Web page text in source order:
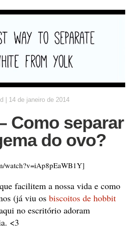
14 de janeiro de 2014
Como separar
do ovo?
watch?v=iAp8pEaWB1Y]
que facilitem a nossa vida e como
(já viu os biscoitos de hobbit
no escritório adoram
<3